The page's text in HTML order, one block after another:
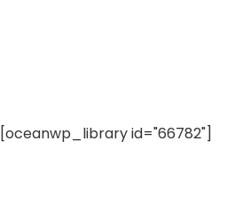
[oceanwp_library id="66782"]